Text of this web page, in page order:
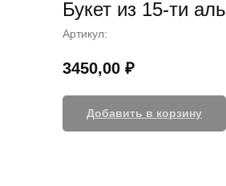
Букет из 15-ти
Артикул:
3450,00 ₽
Добавить в корзину